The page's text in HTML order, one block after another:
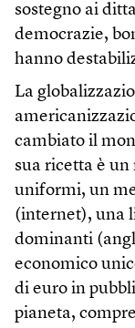
sostegno ai
democrazie,
hanno
La
cambiato il
sua ricetta è
uniformi, un
(internet), una
dominanti
economico
di euro in
pianeta,